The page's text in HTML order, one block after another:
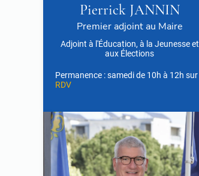
Pierrick JANNIN
Premier adjoint au Maire
Adjoint à l'Éducation, à la Jeunesse et
aux Élections
Permanence : samedi de 10h à 12h sur
RDV